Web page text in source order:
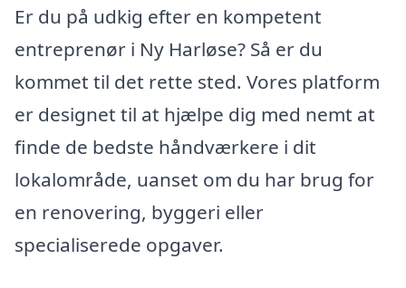
Er du på udkig efter en kompetent
entreprenør i Ny Harløse? Så er du
kommet til det rette sted. Vores platform
er designet til at hjælpe dig med nemt at
finde de bedste håndværkere i dit
lokalområde, uanset om du har brug for
en renovering, byggeri eller
specialiserede opgaver.